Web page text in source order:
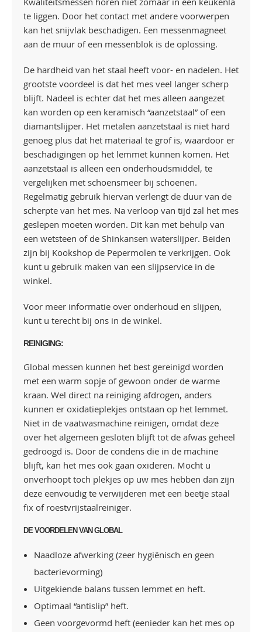
te liggen. Door het contact met andere voorwerpen
kan het snijvlak beschadigen. Een messenmagneet
aan de muur of een messenblok is de oplossing.
De hardheid van het staal heeft voor- en nadelen. Het
grootste voordeel is dat het mes veel langer scherp
blijft. Nadeel is echter dat het mes alleen aangezet
kan worden op een keramisch “aanzetstaal” of een
diamantslijper. Het metalen aanzetstaal is niet hard
genoeg plus dat het materiaal te grof is, waardoor er
beschadigingen op het lemmet kunnen komen. Het
aanzetstaal is alleen een onderhoudsmiddel, te
vergelijken met schoensmeer bij schoenen.
Regelmatig gebruik hiervan verlengt de duur van de
scherpte van het mes. Na verloop van tijd zal het mes
geslepen moeten worden. Dit kan met behulp van
een wetsteen of de Shinkansen waterslijper. Beiden
zijn bij Kookshop de Pepermolen te verkrijgen. Ook
kunt u gebruik maken van een slijpservice in de
winkel.
Voor meer informatie over onderhoud en slijpen,
kunt u terecht bij ons in de winkel.
REINIGING:
Global messen kunnen het best gereinigd worden
met een warm sopje of gewoon onder de warme
kraan. Wel direct na reiniging afdrogen, anders
kunnen er oxidatieplekjes ontstaan op het lemmet.
Niet in de vaatwasmachine reinigen, omdat deze
over het algemeen gesloten blijft tot de afwas geheel
gedroogd is. Door de condens die in de machine
blijft, kan het mes ook gaan oxideren. Mocht u
onverhoopt toch plekjes op uw mes hebben dan zijn
deze eenvoudig te verwijderen met een beetje staal
fix of roestvrijstaalreiniger.
DE VOORDELEN VAN GLOBAL
Naadloze afwerking (zeer hygiënisch en geen
bacterievorming)
Uitgekiende balans tussen lemmet en heft.
Optimaal “antislip” heft.
Geen voorgevormd heft (eenieder kan het mes op